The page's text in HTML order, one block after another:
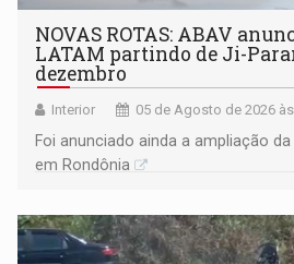
NOVAS ROTAS: ABAV
LATAM partindo de Ji-
dezembro
Interior 05 de Agosto de 2026
Foi anunciado ainda a ampliação
em Rondônia